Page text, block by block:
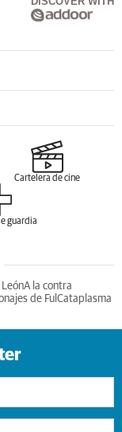
Cartelera de cine
guardia
A la contra
de Ful Cataplasma